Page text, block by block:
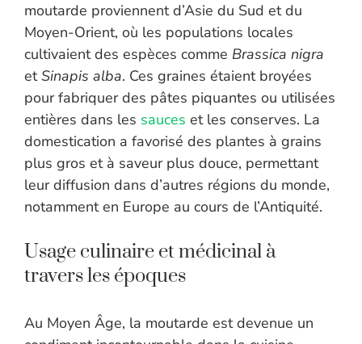
moutarde proviennent d’Asie du Sud et du
Moyen-Orient, où les populations locales
cultivaient des espèces comme Brassica nigra
etSinapis alba. Ces graines étaient broyées
pour fabriquer des pâtes piquantes ou utilisées
entières dans les sauces et les conserves. La
domestication a favorisé des plantes à grains
plus gros et à saveur plus douce, permettant
leur diffusion dans d’autres régions du monde,
notamment en Europe au cours de l’Antiquité.
Usage culinaire et médicinal à
travers les époques
Au Moyen Âge, la moutarde est devenue un